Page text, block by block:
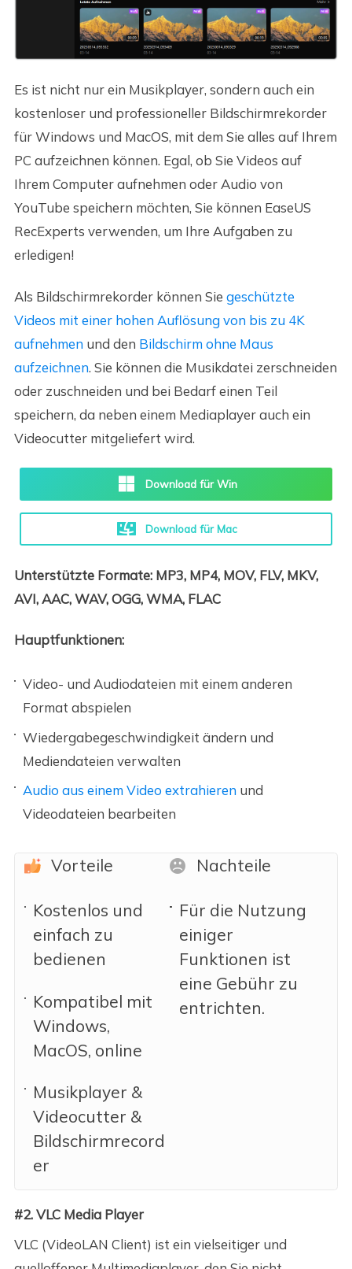
Es ist nicht nur ein Musikplayer, sondern auch ein
kostenloser und professioneller Bildschirmrekorder
für Windows und MacOS, mit dem Sie alles auf Ihrem
PC aufzeichnen können. Egal, ob Sie Videos auf
Ihrem Computer aufnehmen oder Audio von
YouTube speichern möchten, Sie können EaseUS
RecExperts verwenden, um Ihre Aufgaben zu
erledigen!
Als Bildschirmrekorder können Sie geschützte
Videos mit einer hohen Auflösung von bis zu 4K
aufnehmenund den Bildschirm ohne Maus
aufzeichnen. Sie können die Musikdatei zerschneiden
oder zuschneiden und bei Bedarf einen Teil
speichern, da neben einem Mediaplayer auch ein
Videocutter mitgeliefert wird.
Download für Win
Download für Mac
Unterstützte Formate: MP3, MP4, MOV, FLV, MKV,
AVI, AAC, WAV, OGG, WMA, FLAC
Hauptfunktionen:
Video- und Audiodateien mit einem anderen
Format abspielen
Wiedergabegeschwindigkeit ändern und
Mediendateien verwalten
Audio aus einem Video extrahieren und
Videodateien bearbeiten
Vorteile
Kostenlos und
einfach zu
bedienen
Kompatibel mit
Windows,
MacOS, online
Musikplayer &
Videocutter &
Bildschirmrecord
er
Nachteile
Für die Nutzung
einiger
Funktionen ist
eine Gebühr zu
entrichten.
#2. VLC Media Player
VLC (VideoLAN Client) ist ein vielseitiger und